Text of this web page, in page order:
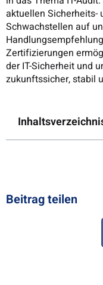
aktuellen Sicherheits-
Schwachstellen auf
Zertifizierungen
der IT-Sicherheit und
zukunftssicher, stabil
Beitrag teilen